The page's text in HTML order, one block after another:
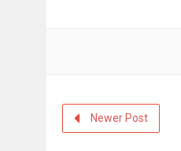
Newer Post